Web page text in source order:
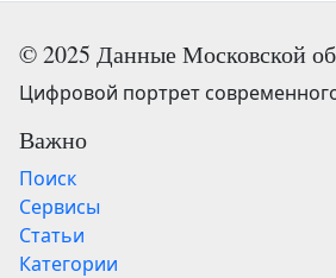
© 2025 Данные Московской
Цифровой портрет
Важно
Поиск
Сервисы
Статьи
Категории